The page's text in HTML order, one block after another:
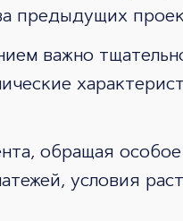
предыдущих
важно
обращая
условия